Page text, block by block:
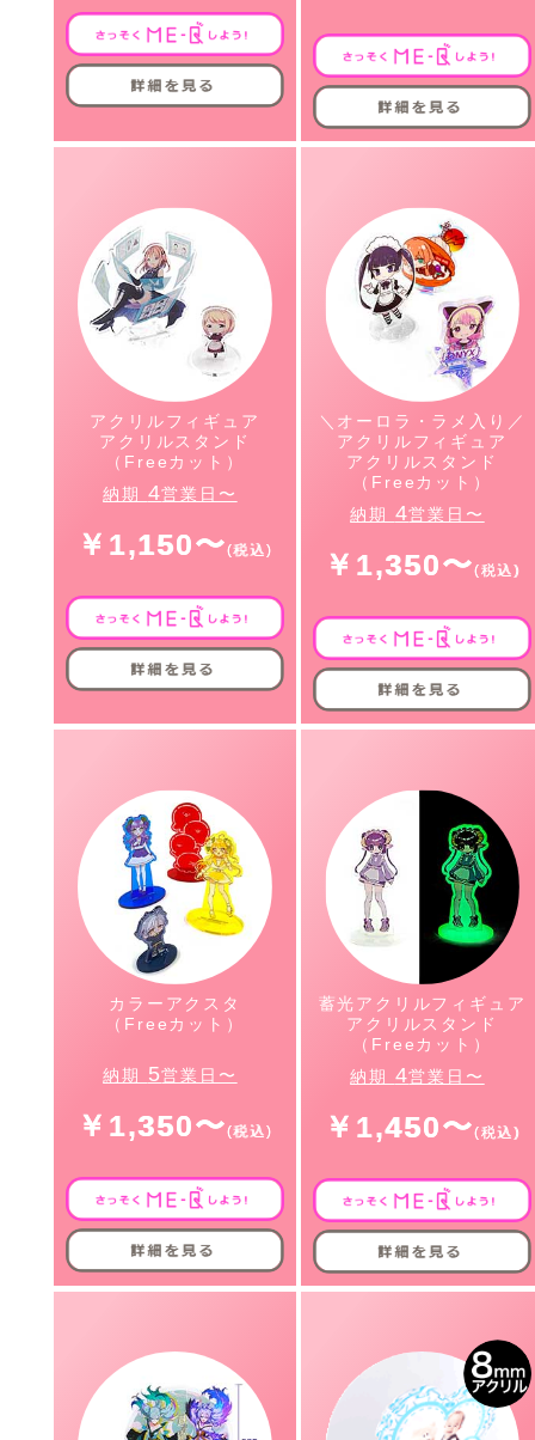
アクリルフィギュア
アクリルスタンド
（Freeカット）
納期 4営業日〜
￥1,150〜
＼オーロラ・ラメ入り／
アクリルフィギュア
アクリルスタンド
（Freeカット）
納期 4営業日〜
￥1,350〜
カラーアクスタ
（Freeカット）
納期 5営業日〜
￥1,350〜
蓄光アクリルフィギュア
アクリルスタンド
（Freeカット）
納期 4営業日〜
￥1,450〜